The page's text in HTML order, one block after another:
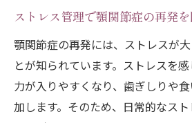
ストレス管理で顎関節症の再発
顎関節症の再発には、ストレスが
とが知られています。ストレスを
力が入りやすくなり、歯ぎしりや
加します。そのため、日常的なス